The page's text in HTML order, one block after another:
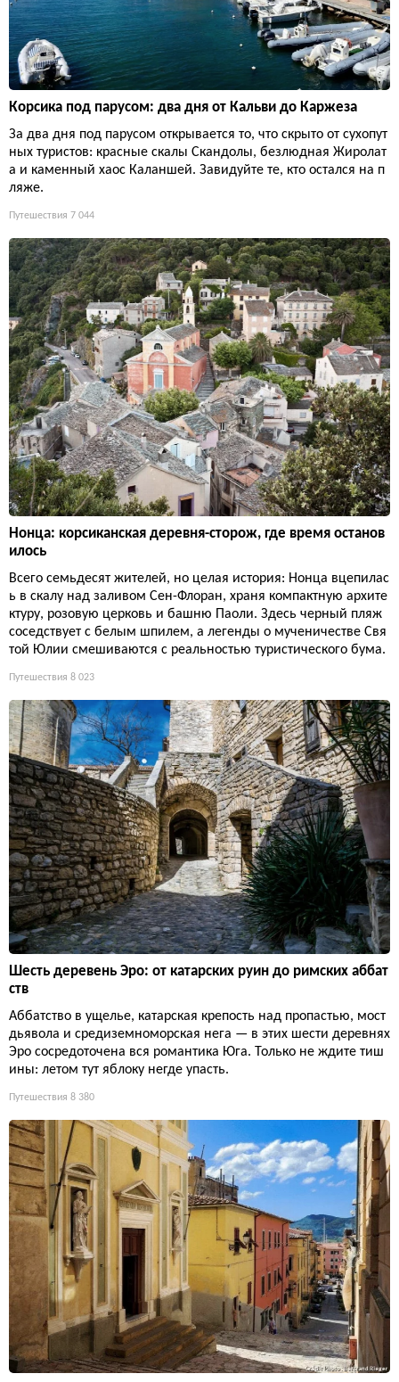
Корсика под парусом: два дня от Кальви до Каржеза
За два дня под парусом открывается то, что скрыто от сухопут
ных туристов: красные скалы Скандолы, безлюдная Жиролат
а и каменный хаос Каланшей. Завидуйте те, кто остался на п
ляже.
Путешествия 7 044
Нонца: корсиканская деревня-сторож, где время останов
илось
Всего семьдесят жителей, но целая история: Нонца вцепилас
ь в скалу над заливом Сен-Флоран, храня компактную архите
ктуру, розовую церковь и башню Паоли. Здесь черный пляж
соседствует с белым шпилем, а легенды о мученичестве Свя
той Юлии смешиваются с реальностью туристического бума.
Путешествия 8 023
Шесть деревень Эро: от катарских руин до римских аббат
ств
Аббатство в ущелье, катарская крепость над пропастью, мост
дьявола и средиземноморская нега — в этих шести деревнях
Эро сосредоточена вся романтика Юга. Только не ждите тиш
ины: летом тут яблоку негде упасть.
Путешествия 8 380